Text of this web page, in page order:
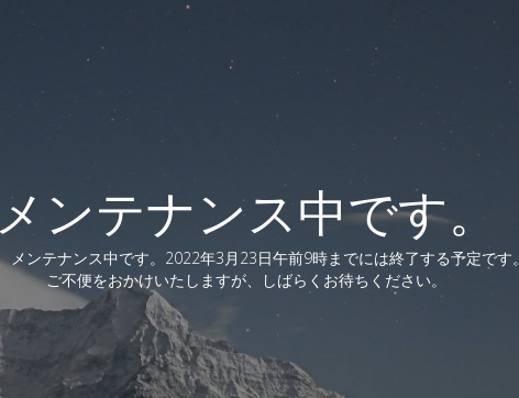
ンテナンス中です。
メンテナンス中です。2022年3月23日午前9時までには終了する予定です。
ご不便をおかけいたしますが、しばらくお待ちください。